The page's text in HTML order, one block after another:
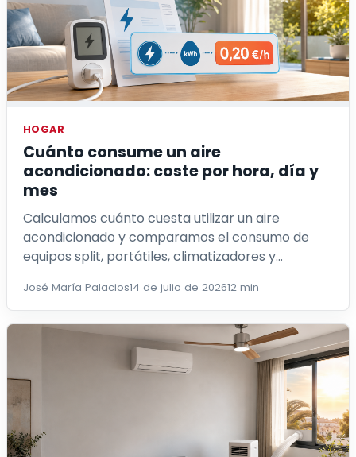
HOGAR
Cuánto consume un aire
acondicionado: coste por hora, día y
mes
Calculamos cuánto cuesta utilizar un aire
acondicionado y comparamos el consumo de
equipos split, portátiles, climatizadores y
José María Palacios14 de julio de 202612 min